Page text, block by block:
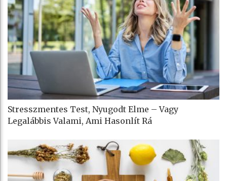
Stresszmentes Test, Nyugodt Elme – Vagy
Legalábbis Valami, Ami Hasonlít Rá